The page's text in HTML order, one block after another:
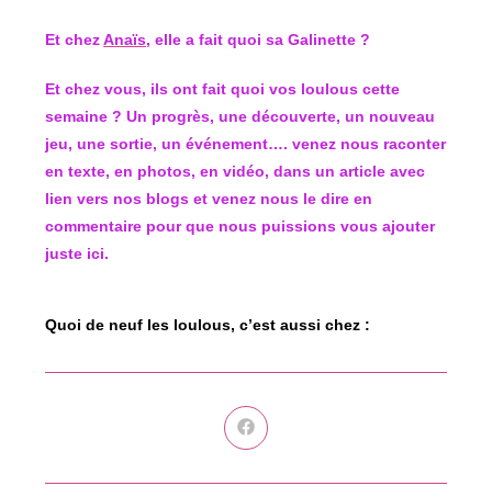
Et chezAnaïs, elle a fait quoi sa Galinette ?
Et chez vous, ils ont fait quoi vos loulous cette
semaine ? Un progrès, une découverte, un nouveau
jeu, une sortie, un événement…. venez nous raconter
en texte, en photos, en vidéo, dans un article avec
lien vers nos blogs et venez nous le dire en
commentaire pour que nous puissions vous ajouter
juste ici.
Quoi de neuf les loulous, c’est aussi chez :
Ouvrir
dans
autre